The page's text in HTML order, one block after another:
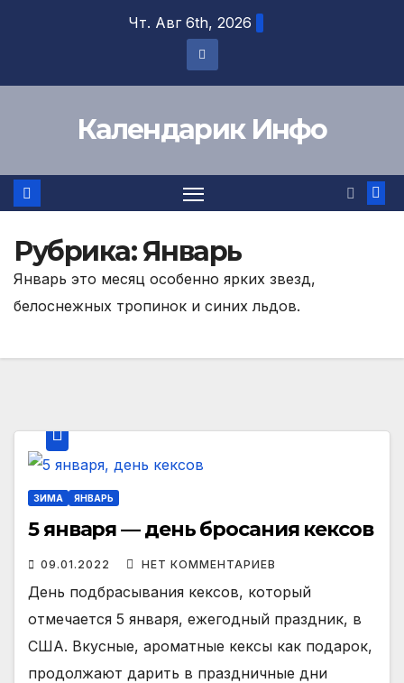
Чт. Авг 6th, 2026
Календарик Инфо
Рубрика:Январь
Январь это месяц особенно ярких звезд,
белоснежных тропинок и синих льдов.
ЗИМА ЯНВАРЬ
5 января — день бросания кексов
09.01.2022 НЕТ КОММЕНТАРИЕВ
День подбрасывания кексов, который
отмечается 5 января, ежегодный праздник, в
США. Вкусные, ароматные кексы как подарок,
продолжают дарить в праздничные дни